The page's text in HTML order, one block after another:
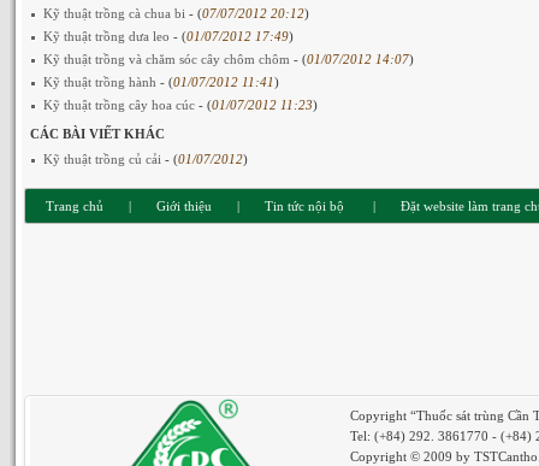
Kỹ thuật trồng cà chua bi - (07/07/2012 20:12)
Kỹ thuật trồng dưa leo - (01/07/2012 17:49)
Kỹ thuật trồng và chăm sóc cây chôm chôm - (01/07/2012 14:07)
Kỹ thuật trồng hành - (01/07/2012 11:41)
Kỹ thuật trồng cây hoa cúc - (01/07/2012 11:23)
CÁC BÀI VIẾT KHÁC
Kỹ thuật trồng củ cải - (01/07/2012)
Trang chủ | Giới thiệu | Tin tức nội bộ | Đặt website làm trang
Copyright “Thuốc sát trùng Cần
Tel: (+84) 292. 3861770 - (+84)
Copyright © 2009 by